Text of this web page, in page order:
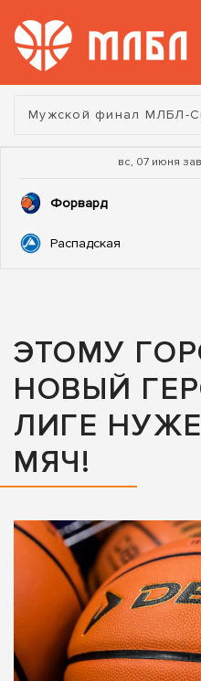
Турнир:
Мужской финал МЛБЛ-
вс, 07 июня
Форвард
Распадская
ЭТОМУ
НОВЫЙ
ЛИГЕ
МЯЧ!